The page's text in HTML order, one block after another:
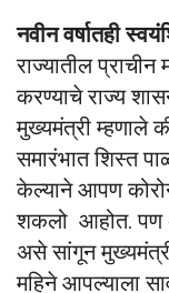
नवीन वर्षातही
राज्यातील प्राचीन
करण्याचे राज्य
मुख्यमंत्री म्हणाले
समारंभात शिस्त
केल्याने आपण
शकलो आहोत. पण
असे सांगून
महिने आपल्याला